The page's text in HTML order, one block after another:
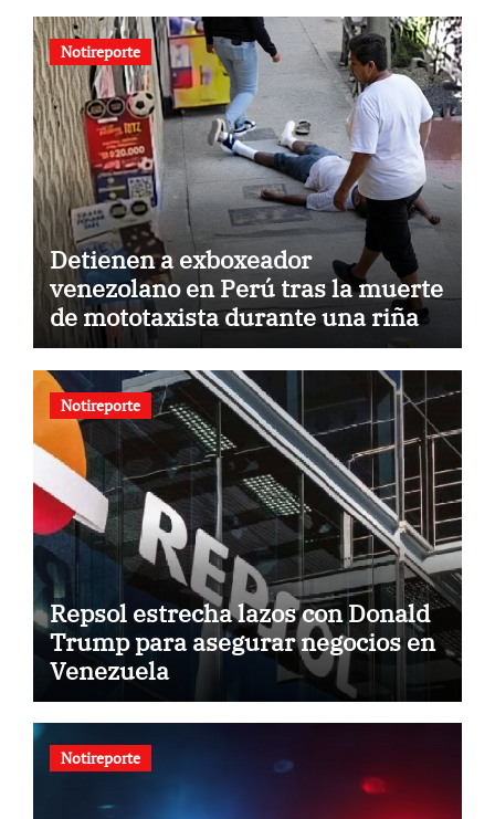
Notireporte
Detienen a exboxeador
venezolano en Perú tras la muerte
de mototaxista durante una riña
Notireporte
Repsol estrecha lazos con Donald
Trump para asegurar negocios en
Venezuela
Notireporte